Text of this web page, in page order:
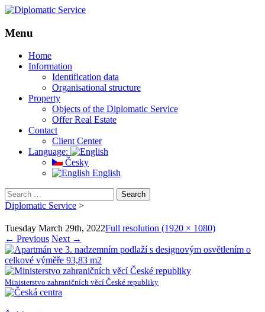
Menu
Skip
Home
Information
Identification data
Organisational structure
Property
Objects of the Diplomatic Service
Offer Real Estate
Contact
Client Center
Language:
Česky
English
Search
for:
Diplomatic Service >
Tuesday March 29th, 2022Full resolution (1920 × 1080)
← Previous Next →
Ministerstvo zahraničních věcí České republiky